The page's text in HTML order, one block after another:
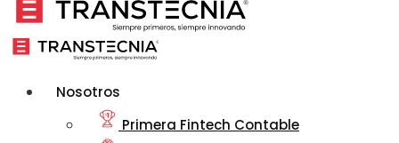
Nosotros
Primera Fintech Contable